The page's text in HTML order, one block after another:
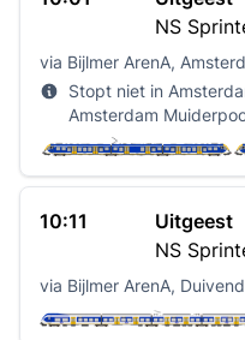
NS
via Bijlmer ArenA,
Stopt niet in
Amsterdam
10:11
Uitgeest
NS
via Bijlmer ArenA,